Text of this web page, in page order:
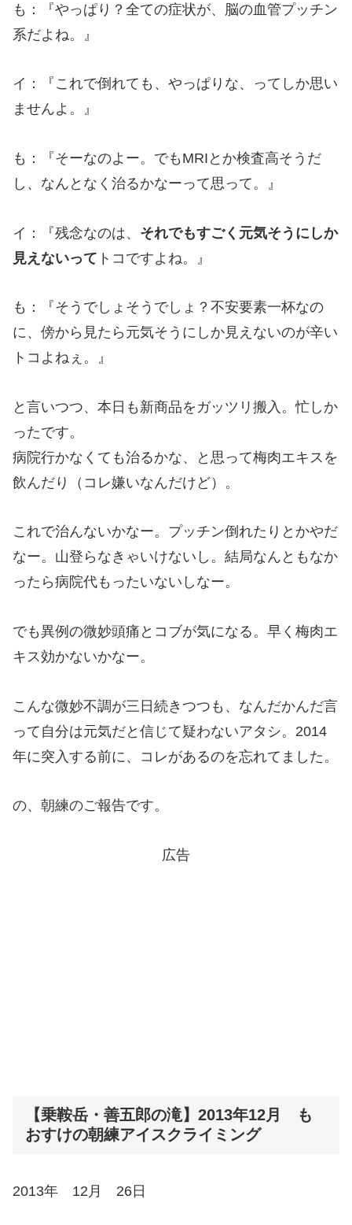
も：『やっぱり？全ての症状が、脳の血管プッチン
系だよね。』
イ：『これで倒れても、やっぱりな、ってしか思い
ませんよ。』
も：『そーなのよー。でもMRIとか検査高そうだ
し、なんとなく治るかなーって思って。』
イ：『残念なのは、 それでもすごく元気そうにしか
見えないって トコですよね。』
も：『そうでしょそうでしょ？不安要素一杯なの
に、傍から見たら元気そうにしか見えないのが辛い
トコよねぇ。』
と言いつつ、本日も新商品をガッツリ搬入。忙しか
ったです。
病院行かなくても治るかな、と思って梅肉エキスを
飲んだり（コレ嫌いなんだけど）。
これで治んないかなー。プッチン倒れたりとかやだ
なー。山登らなきゃいけないし。結局なんともなか
ったら病院代もったいないしなー。
でも異例の微妙頭痛とコブが気になる。早く梅肉エ
キス効かないかなー。
こんな微妙不調が三日続きつつも、なんだかんだ言
って自分は元気だと信じて疑わないアタシ。2014
年に突入する前に、コレがあるのを忘れてました。
の、朝練のご報告です。
広告
【乗鞍岳・善五郎の滝】2013年12月 も
おすけの朝練アイスクライミング
2013年 12月 26日